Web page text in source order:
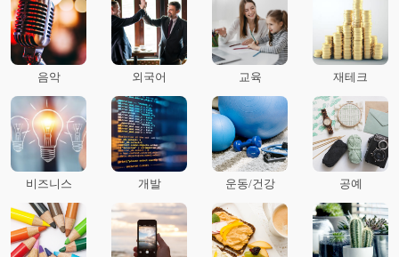
음악 외국어 교육 재테크
비즈니스 개발 운동/건강 공예